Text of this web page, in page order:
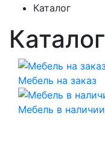
Каталог
Каталог
Мебель на заказ
Мебель в наличии